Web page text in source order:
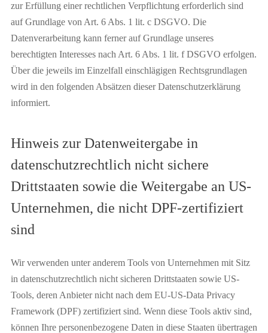
zur Erfüllung einer rechtlichen Verpflichtung erforderlich sind
auf Grundlage von Art. 6 Abs. 1 lit. c DSGVO. Die
Datenverarbeitung kann ferner auf Grundlage unseres
berechtigten Interesses nach Art. 6 Abs. 1 lit. f DSGVO erfolgen.
Über die jeweils im Einzelfall einschlägigen Rechtsgrundlagen
wird in den folgenden Absätzen dieser Datenschutzerklärung
informiert.
Hinweis zur Datenweitergabe in
datenschutzrechtlich nicht sichere
Drittstaaten sowie die Weitergabe an US-
Unternehmen, die nicht DPF-zertifiziert
sind
Wir verwenden unter anderem Tools von Unternehmen mit Sitz
in datenschutzrechtlich nicht sicheren Drittstaaten sowie US-
Tools, deren Anbieter nicht nach dem EU-US-Data Privacy
Framework (DPF) zertifiziert sind. Wenn diese Tools aktiv sind,
können Ihre personenbezogene Daten in diese Staaten übertragen